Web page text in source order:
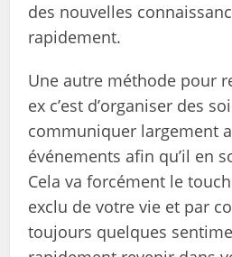
des nouvelles
rapidement.
Une autre méthode pour
ex c’est d’organiser des
communiquer largement
événements afin qu’il en
Cela va forcément le
exclu de votre vie et par
toujours quelques